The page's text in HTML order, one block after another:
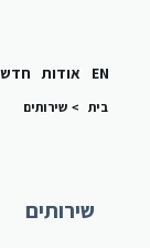
אודות EN
שירותים > בית
שירותים